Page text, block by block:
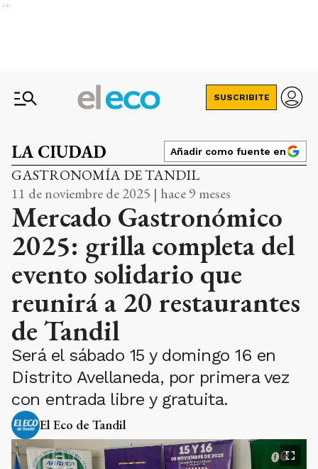
Ads
SUSCRIBITE
LA CIUDAD Añadir como fuente en
GASTRONOMÍA DE TANDIL
11 de noviembre de 2025 | hace 9 meses
Mercado Gastronómico
2025: grilla completa del
evento solidario que
reunirá a 20 restaurantes
de Tandil
Será el sábado 15 y domingo 16 en
Distrito Avellaneda, por primera vez
con entrada libre y gratuita.
El Eco de Tandil